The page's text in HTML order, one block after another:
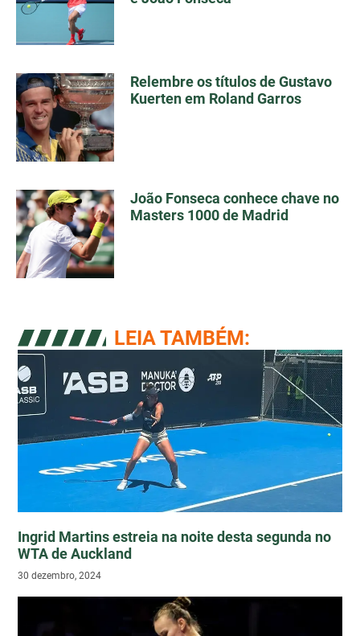
Relembre os títulos de Gustavo
Kuerten em Roland Garros
João Fonseca conhece chave no
Masters 1000 de Madrid
LEIA TAMBÉM:
Ingrid Martins estreia na noite desta segunda no
WTA de Auckland
30 dezembro, 2024